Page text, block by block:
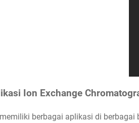
Ion Exchange
memiliki berbagai aplikasi di berbagai